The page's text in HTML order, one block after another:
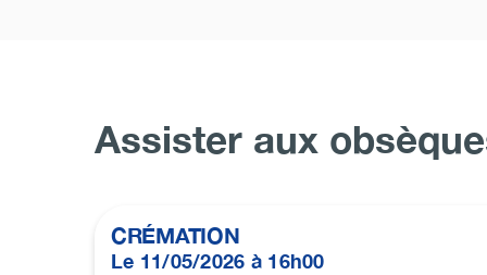
Assister aux
CRÉMATION
Le 11/05/2026 à 16h00